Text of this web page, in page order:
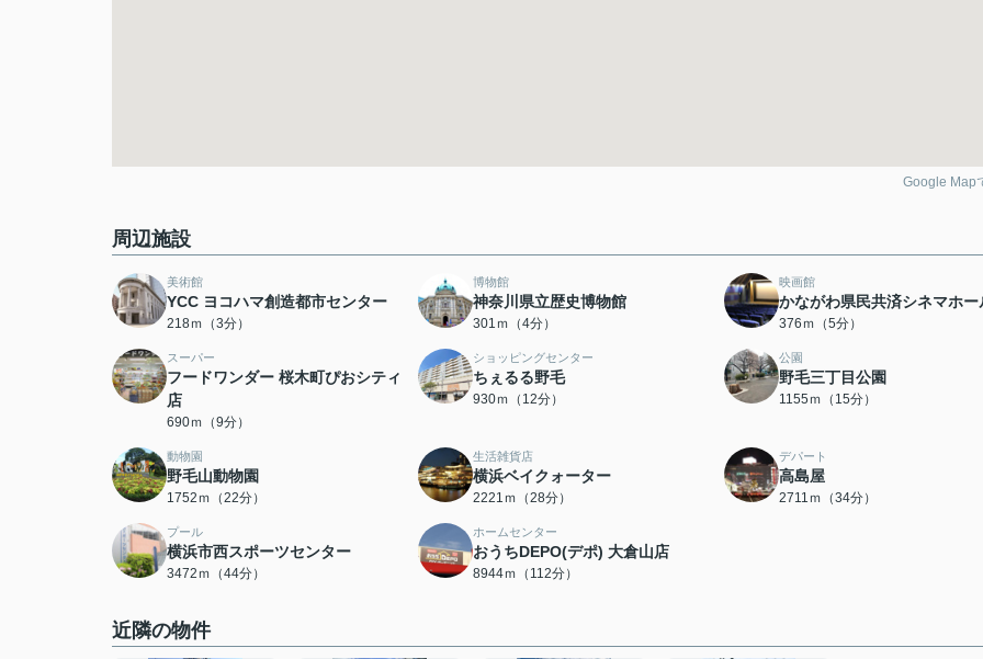
Google Map
周辺施設
美術館
YCC ヨコハマ創造都市センター
218ｍ（3分）
博物館
神奈川県立歴史博物館
301ｍ（4分）
映画館
かながわ県民共済シネマホー
376ｍ（5分）
スーパー
フードワンダー 桜木町ぴおシティ
店
690ｍ（9分）
ショッピングセンター
ちぇるる野毛
930ｍ（12分）
公園
野毛三丁目公園
1155ｍ（15分）
動物園
野毛山動物園
1752ｍ（22分）
生活雑貨店
横浜ベイクォーター
2221ｍ（28分）
デパート
高島屋
2711ｍ（34分）
プール
横浜市西スポーツセンター
3472ｍ（44分）
ホームセンター
おうちDEPO(デポ) 大倉山店
8944ｍ（112分）
近隣の物件